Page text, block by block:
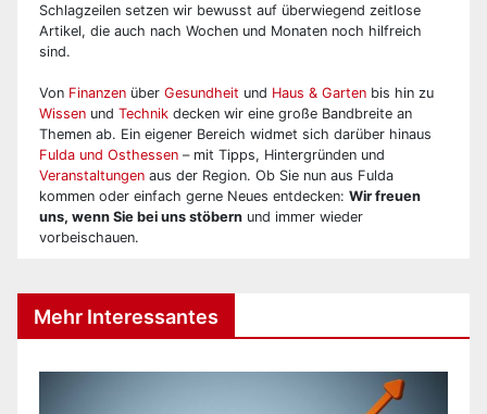
Schlagzeilen setzen wir bewusst auf überwiegend zeitlose
Artikel, die auch nach Wochen und Monaten noch hilfreich
sind.
Von Finanzen über Gesundheit und Haus & Garten bis hin zu
Wissen und Technik decken wir eine große Bandbreite an
Themen ab. Ein eigener Bereich widmet sich darüber hinaus
Fulda und Osthessen – mit Tipps, Hintergründen und
Veranstaltungen aus der Region. Ob Sie nun aus Fulda
kommen oder einfach gerne Neues entdecken: Wir freuen
uns, wenn Sie bei uns stöbern und immer wieder
vorbeischauen.
Mehr Interessantes